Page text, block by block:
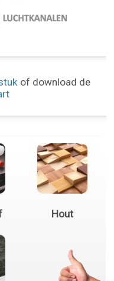
of download de
Hout